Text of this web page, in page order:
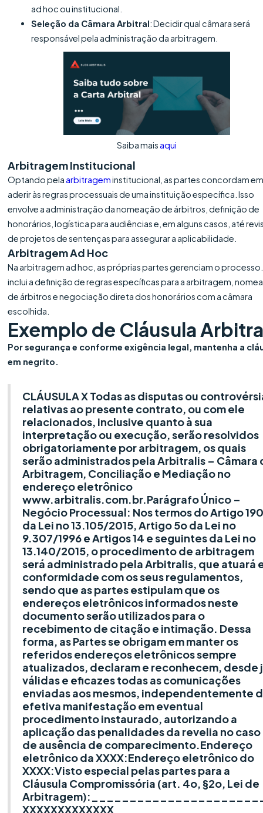
ad hoc ou institucional.
Seleção da Câmara Arbitral: Decidir qual câmara será
responsável pela administração da arbitragem.
Saiba mais aqui
Arbitragem Institucional
Optando pela arbitrageminstitucional, as partes concordam
aderir às regras processuais de uma instituição específica. Isso
envolve a administração da nomeação de árbitros, definição de
honorários, logística para audiências e, em alguns casos, até
de projetos de sentenças para assegurar a aplicabilidade.
Arbitragem Ad Hoc
Na arbitragem ad hoc, as próprias partes gerenciam o
inclui a definição de regras específicas para a arbitragem,
de árbitros e negociação direta dos honorários com a câmara
escolhida.
Exemplo de Cláusula
Por segurança e conforme exigência legal, mantenha a
em negrito.
CLÁUSULA X Todas as disputas ou
relativas ao presente contrato, ou com ele
relacionados, inclusive quanto à sua
interpretação ou execução, serão resolvidos
obrigatoriamente por arbitragem, os quais
serão administrados pela Arbitralis – Câmara
Arbitragem, Conciliação e Mediação no
endereço eletrônico
www.arbitralis.com.br.Parágrafo Único –
Negócio Processual: Nos termos do Artigo
da Lei no 13.105/2015, Artigo 5o da Lei no
9.307/1996 e Artigos 14 e seguintes da Lei no
13.140/2015, o procedimento de arbitragem
será administrado pela Arbitralis, que atuará
conformidade com os seus regulamentos,
sendo que as partes estipulam que os
endereços eletrônicos informados neste
documento serão utilizados para o
recebimento de citação e intimação. Dessa
forma, as Partes se obrigam em manter os
referidos endereços eletrônicos sempre
atualizados, declaram e reconhecem, desde
válidas e eficazes todas as comunicações
enviadas aos mesmos, independentemente
efetiva manifestação em eventual
procedimento instaurado, autorizando a
aplicação das penalidades da revelia no caso
de ausência de comparecimento.Endereço
eletrônico da XXXX:Endereço eletrônico do
XXXX:Visto especial pelas partes para a
Cláusula Compromissória (art. 4o, §2o, Lei de
XXXXXXXXXXXXX